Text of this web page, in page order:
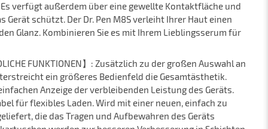
verfügt außerdem über eine gewellte Kontaktfläche und
Gerät schützt. Der Dr. Pen M8S verleiht Ihrer Haut einen
Glanz. Kombinieren Sie es mit Ihrem Lieblingsserum für
FUNKTIONEN】: Zusätzlich zu der großen Auswahl an
ein größeres Bedienfeld die Gesamtästhetik.
Anzeige der verbleibenden Leistung des Geräts.
für flexibles Laden. Wird mit einer neuen, einfach zu
die das Tragen und Aufbewahren des Geräts